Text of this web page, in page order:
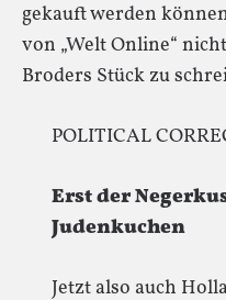
gekauft werden
von „Welt Online“
Broders Stück zu
POLITICAL
Erst der
Judenkuchen
Jetzt also auch